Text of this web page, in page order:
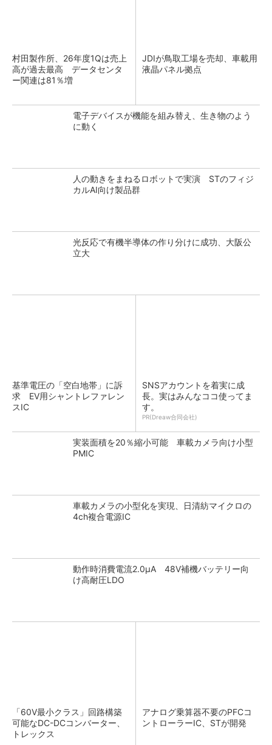
村田製作所、26年度1Qは売上
高が過去最高 データセンタ
ー関連は81％増
JDIが鳥取工場を売却、車載用
液晶パネル拠点
電子デバイスが機能を組み替え、生き物のよう
に動く
人の動きをまねるロボットで実演 STのフィジ
カルAI向け製品群
光反応で有機半導体の作り分けに成功、大阪公
立大
基準電圧の「空白地帯」に訴
求 EV用シャントレファレン
スIC
SNSアカウントを着実に成
長。実はみんなココ使ってま
す。
PR(Dreaw合同会社)
実装面積を20％縮小可能 車載カメラ向け小型
PMIC
車載カメラの小型化を実現、日清紡マイクロの
4ch複合電源IC
動作時消費電流2.0μA 48V補機バッテリー向
け高耐圧LDO
「60V最小クラス」回路構築
可能なDC-DCコンバーター、
トレックス
アナログ乗算器不要のPFCコ
ントローラーIC、STが開発